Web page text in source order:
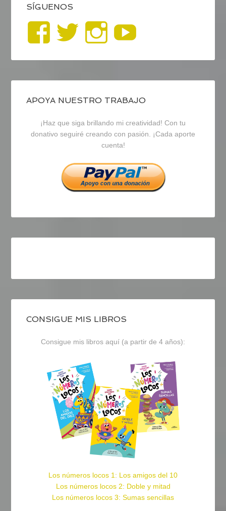
SÍGUENOS
Ver
perfil
de
blogrecursosep
en
Facebook
Ver
perfil
de
recursosep
en
Twitter
Ver
perfil
de
recursosep
en
Instagram
APOYA NUESTRO TRABAJO
¡Haz que siga brillando mi creatividad! Con tu
donativo seguiré creando con pasión. ¡Cada aporte
cuenta!
CONSIGUE MIS LIBROS
Consigue mis libros aquí (a partir de 4 años):
Los números locos 1: Los amigos del 10
Los números locos 2: Doble y mitad
Los números locos 3: Sumas sencillas